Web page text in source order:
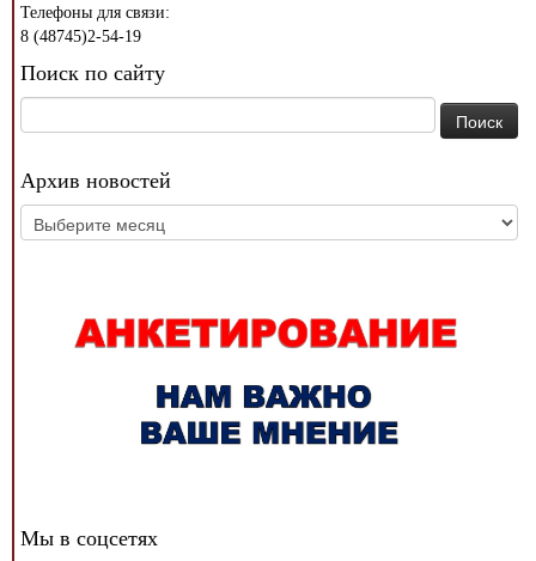
Телефоны для связи:
8 (48745)2-54-19
Поиск по сайту
Архив новостей
Архив
новостей
Мы в соцсетях